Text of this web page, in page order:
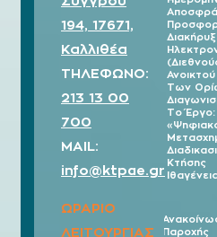
194, 17671,
Καλλιθέα
ΤΗΛΕΦΩΝΟ:
213 13 00
700
MAIL:
info@ktpae.gr
ΩΡΑΡΙΟ
ΛΕΙΤΟΥΡΓΙΑΣ
Των
Το Έργο:
Κτήσης
Παροχής